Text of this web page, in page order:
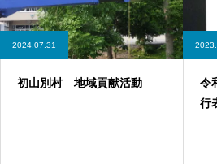
2024.07.31
初山別村 地域貢献活動
令
行